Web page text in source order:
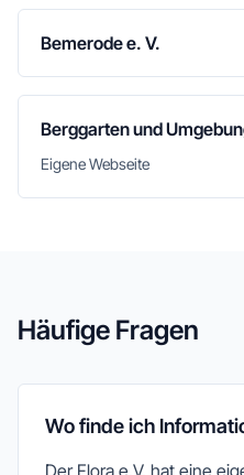
Bemerode e. V.
Berggarten und
Eigene Webseite
Häufige Fragen
Wo finde ich
Der Flora e.V. hat eine